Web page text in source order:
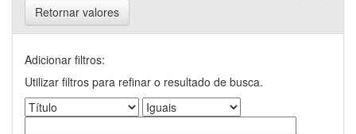
Retornar valores
Adicionar filtros:
Utilizar filtros para refinar o resultado de busca.